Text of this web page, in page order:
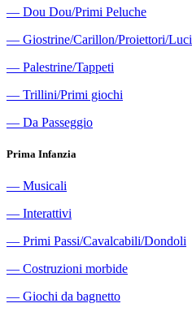
― Dou Dou/Primi Peluche
― Giostrine/Carillon/Proiettori/Luci
― Palestrine/Tappeti
― Trillini/Primi giochi
― Da Passeggio
Prima Infanzia
― Musicali
― Interattivi
― Primi Passi/Cavalcabili/Dondoli
― Costruzioni morbide
― Giochi da bagnetto